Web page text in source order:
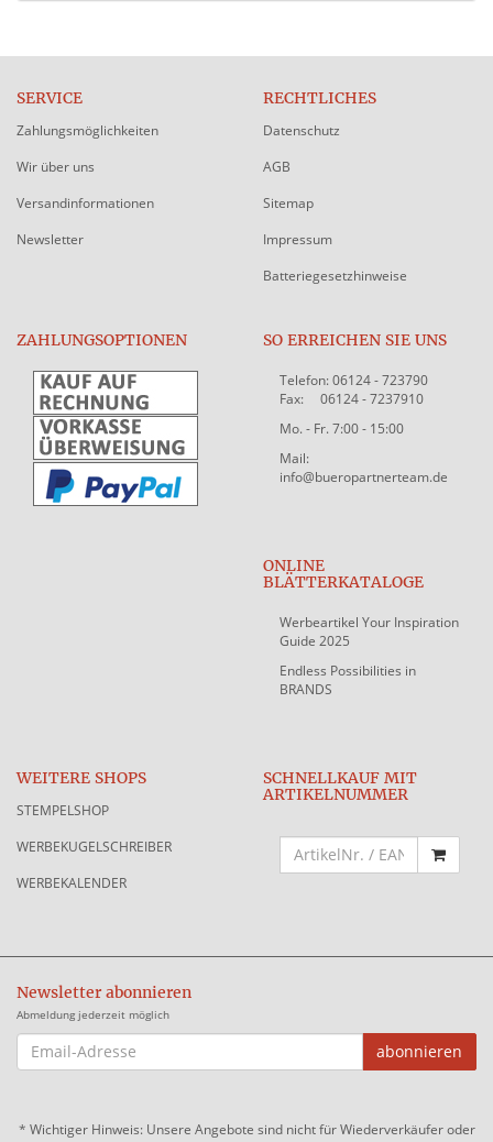
SERVICE
Zahlungsmöglichkeiten
Wir über uns
Versandinformationen
Newsletter
RECHTLICHES
Datenschutz
AGB
Sitemap
Impressum
Batteriegesetzhinweise
ZAHLUNGSOPTIONEN SO ERREICHEN SIE UNS
Telefon: 06124 - 723790
Fax: 06124 - 7237910
Mo. - Fr. 7:00 - 15:00
Mail:
info@bueropartnerteam.de
ONLINE
BLÄTTERKATALOGE
Werbeartikel Your Inspiration
Guide 2025
Endless Possibilities in
BRANDS
WEITERE SHOPS
STEMPELSHOP
WERBEKUGELSCHREIBER
WERBEKALENDER
SCHNELLKAUF MIT
ARTIKELNUMMER
Newsletter abonnieren
Abmeldung jederzeit möglich
EMAIL-
ADRESSE
abonnieren
* Wichtiger Hinweis: Unsere Angebote sind nicht für Wiederverkäufer oder